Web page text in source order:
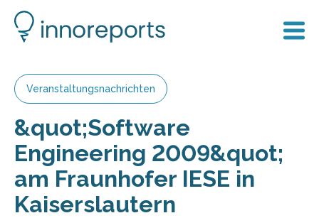
Veranstaltungsnachrichten
&quot;Software
Engineering 2009&quot;
am Fraunhofer IESE in
Kaiserslautern